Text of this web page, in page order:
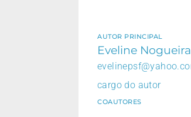
AUTOR PRINCIPAL
Eveline
cargo do autor
COAUTORES